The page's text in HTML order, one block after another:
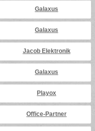
Galaxus
Galaxus
Jacob Elektronik
Galaxus
Playox
Office-Partner